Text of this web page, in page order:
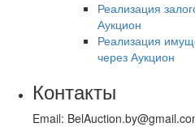
Реализация
Аукцион
Реализация
через Аукцион
Контакты
Email: